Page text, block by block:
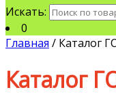
Искать:
0
Главная / Каталог
Каталог